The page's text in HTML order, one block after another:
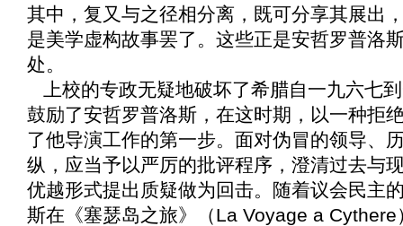
其中，复又与之径相分离，既可分享其展出
是美学虚构故事罢了。这些正是安哲罗普洛
处。
上校的专政无疑地破坏了希腊自一九六七
鼓励了安哲罗普洛斯，在这时期，以一种拒
了他导演工作的第一步。面对伪冒的领导、
纵，应当予以严厉的批评程序，澄清过去与
优越形式提出质疑做为回击。随着议会民主
斯在《塞瑟岛之旅》（La Voyage a